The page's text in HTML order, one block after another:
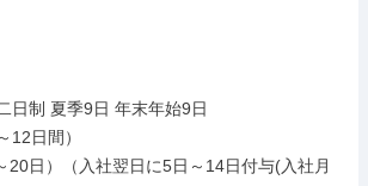
日制 夏季9日 年末年始9日
12日間）
20日）（入社翌日に5日～14日付与(入社月